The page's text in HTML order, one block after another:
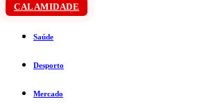
CALAMIDADE
Saúde
Desporto
Mercado